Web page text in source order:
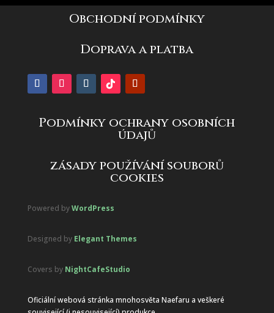
Obchodní podmínky
Doprava a platba
Podmínky ochrany osobních
údajů
zásady používání souborů
cookies
Powered byWordPress
Designed by Elegant Themes
Covers by NightCafeStudio
Oficiální webová stránka mnohosvěta Naefaru a veškeré